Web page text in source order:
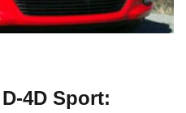
4D Sport: